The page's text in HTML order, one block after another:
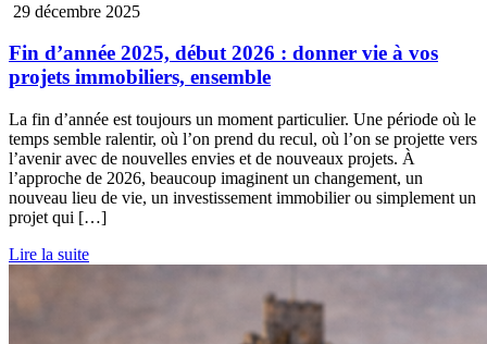
29 décembre 2025
Fin d’année 2025, début 2026 : donner vie à vos
projets immobiliers, ensemble
La fin d’année est toujours un moment particulier. Une période où le
temps semble ralentir, où l’on prend du recul, où l’on se projette vers
l’avenir avec de nouvelles envies et de nouveaux projets. À
l’approche de 2026, beaucoup imaginent un changement, un
nouveau lieu de vie, un investissement immobilier ou simplement un
projet qui […]
Lire la suite